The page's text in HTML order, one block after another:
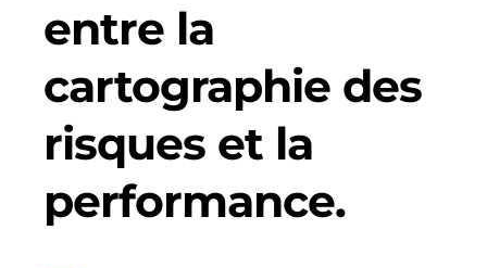
entre la
cartographie des
risques et la
performance.